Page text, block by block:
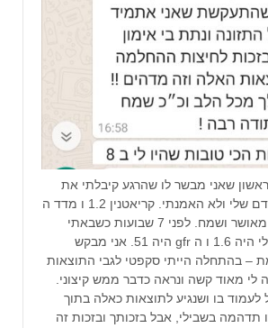
שאני מבשר לו שהרגע קיבלתי את
תוצאות בדיקות הדם שלי ולא האמנתי. קריאטנין 1.2 ו מדד ה
gfr 69.3. אני כ״כ מאושר ושמח. לפני 7 שבועות כשבאתי
אליך הקראטינין שלי היה 1.6 ו ה gfr היה 51. אני מבקש
– בהתחלה הייתי סקפטי לגבי התוצאות
לי מאוד קשה ונראה כדבר ממש קיצוני.
בו ושנגיע לתוצאות כאלה בתוך
תדהמה בשבילי, אבל בזכותך ובזכות זה